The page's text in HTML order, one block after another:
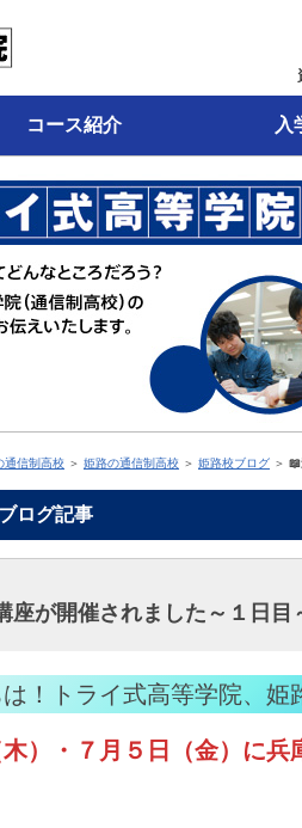
コース紹介 入
通信制高校 ＞ 姫路の通信制高校 ＞ 姫路校ブログ ＞
ログ記事
座が開催されました～１日目
！トライ式高等学院、姫
木）・７月５日（金）に